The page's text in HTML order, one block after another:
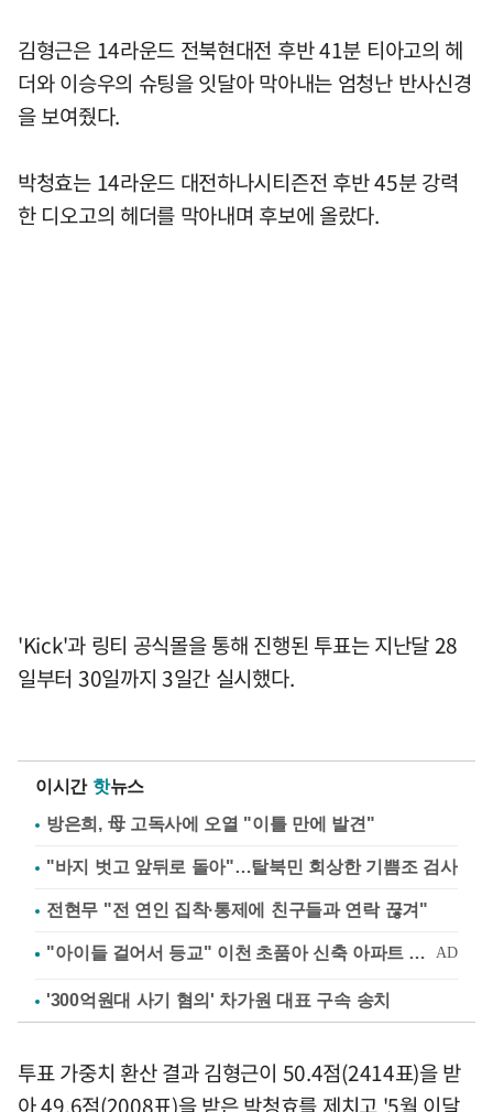
김형근은 14라운드 전북현대전 후반 41분 티아고의 헤
더와 이승우의 슈팅을 잇달아 막아내는 엄청난 반사신경
을 보여줬다.
박청효는 14라운드 대전하나시티즌전 후반 45분 강력
한 디오고의 헤더를 막아내며 후보에 올랐다.
'Kick'과 링티 공식몰을 통해 진행된 투표는 지난달 28
일부터 30일까지 3일간 실시했다.
이시간 핫뉴스
방은희, 母 고독사에 오열 "이틀 만에 발견"
"바지 벗고 앞뒤로 돌아"…탈북민 회상한 기쁨조 검사
전현무 "전 연인 집착·통제에 친구들과 연락 끊겨"
'300억원대 사기 혐의' 차가원 대표 구속 송치
투표 가중치 환산 결과 김형근이 50.4점(2414표)을 받
아 49.6점(2008표)을 받은 박청효를 제치고 '5월 이달